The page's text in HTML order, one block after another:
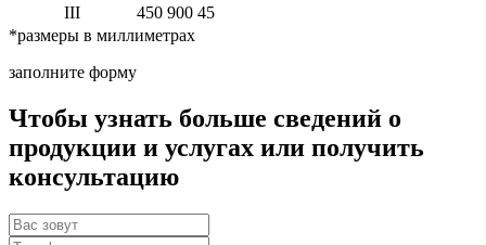
III
450 900 45
*размеры в миллиметрах
заполните форму
Чтобы узнать больше сведений о
продукции и услугах или получить
консультацию